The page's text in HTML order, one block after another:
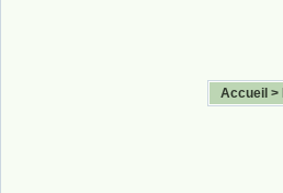
Accueil >